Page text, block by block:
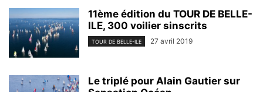
11ème édition du TOUR DE BELLE-
ILE, 300 voilier sinscrits
TOUR DE BELLE-ILE 27 avril 2019
Le triplé pour Alain Gautier sur